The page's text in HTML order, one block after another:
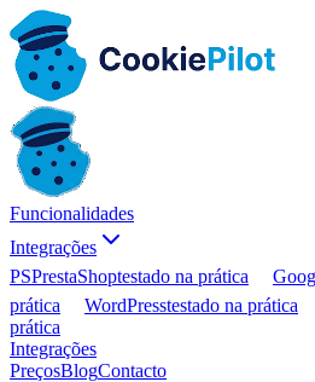
Funcionalidades
Integrações
PSPrestaShoptestado na prática
prática
WordPresstestado na prática
prática
Integrações
PreçosBlogContacto